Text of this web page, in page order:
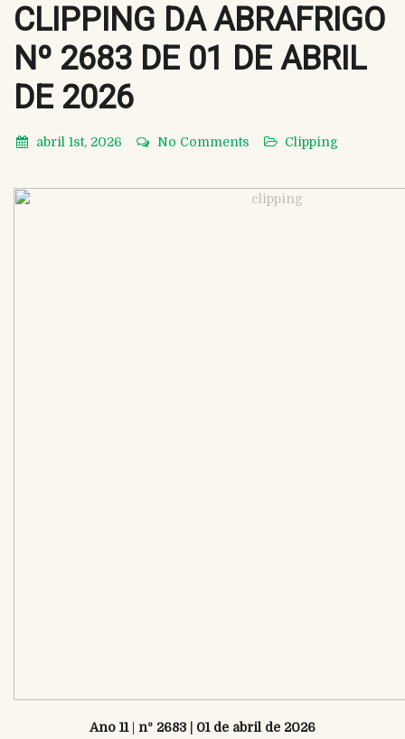
CLIPPING DA ABRAFRIGO
Nº 2683 DE 01 DE ABRIL
DE 2026
abril 1st, 2026 No Comments Clipping
Ano 11 | nº 2683 | 01 de abril de 2026